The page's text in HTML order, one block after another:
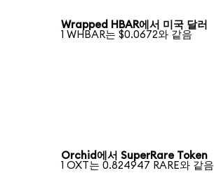
Wrapped HBAR에서 미국 달러
1 WHBAR는 $0.0672와 같음
Orchid에서 SuperRare Token
1 OXT는 0.824947 RARE와 같음